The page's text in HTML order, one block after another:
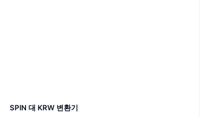
SPIN 대 KRW 변환기